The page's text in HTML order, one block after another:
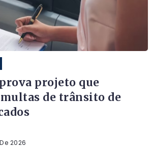
projeto que
de trânsito de
2026